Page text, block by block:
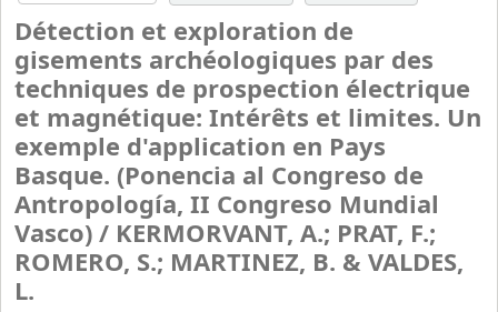
Détection et exploration de
gisements archéologiques par des
techniques de prospection électrique
et magnétique: Intérêts et limites. Un
exemple d'application en Pays
Basque. (Ponencia al Congreso de
Antropología, II Congreso Mundial
Vasco) / KERMORVANT, A.; PRAT, F.;
ROMERO, S.; MARTINEZ, B. & VALDES,
L.